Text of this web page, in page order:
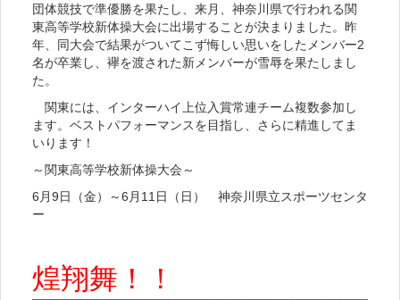
団体競技で準優勝を果たし、来月、神奈川県で行われる関
東高等学校新体操大会に出場することが決まりました。昨
年、同大会で結果がついてこず悔しい思いをしたメンバー2
名が卒業し、襷を渡された新メンバーが雪辱を果たしまし
た。
関東には、インターハイ上位入賞常連チーム複数参加し
ます。ベストパフォーマンスを目指し、さらに精進してま
いります！
～関東高等学校新体操大会～
6月9日（金）～6月11日（日） 神奈川県立スポーツセンタ
ー
煌翔舞！！